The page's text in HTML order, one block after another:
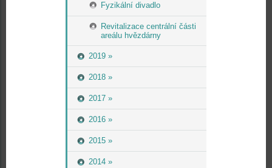
Fyzikální divadlo
Revitalizace centrální části
areálu hvězdárny
2019 »
2018 »
2017 »
2016 »
2015 »
2014 »